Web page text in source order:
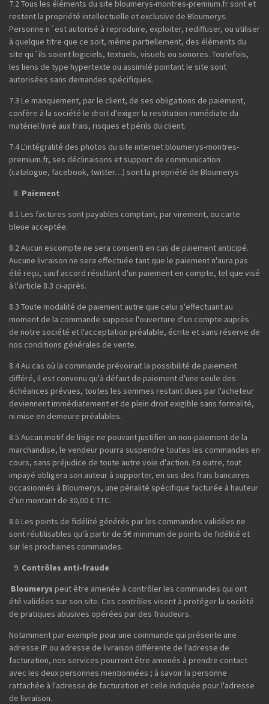
7.2 Tous les éléments du site bloumerys-montres-premium.fr sont et
restent la propriété intellectuelle et exclusive de Bloumerys.
Personne n´est autorisé à reproduire, exploiter, rediffuser, ou utiliser
à quelque titre que ce soit, même partiellement, des éléments du
site qu´ils soient logiciels, textuels, visuels ou sonores. Toutefois,
les liens de type hypertexte ou assimilé pointant le site sont
autorisées sans demandes spécifiques.
7.3 Le manquement, par le client, de ses obligations de paiement,
confère à la société le droit d'exiger la restitution immédiate du
matériel livré aux frais, risques et périls du client.
7.4 L'intégralité des photos du site internet bloumerys-montres-
premium.fr, ses déclinaisons et support de communication
(catalogue, facebook, twitter…) sont la propriété de Bloumerys
Paiement
8.1 Les factures sont payables comptant, par virement, ou carte
bleue acceptée.
8.2 Aucun escompte ne sera consenti en cas de paiement anticipé.
Aucune livraison ne sera effectuée tant que le paiement n'aura pas
été reçu, sauf accord résultant d'un paiement en compte, tel que visé
à l'article 8.3 ci-après.
8.3 Toute modalité de paiement autre que celui s'effectuant au
moment de la commande suppose l'ouverture d'un compte auprès
de notre société et l'acceptation préalable, écrite et sans réserve de
nos conditions générales de vente.
8.4 Au cas où la commande prévoirait la possibilité de paiement
différé, il est convenu qu'à défaut de paiement d'une seule des
échéances prévues, toutes les sommes restant dues par l'acheteur
deviennent immédiatement et de plein droit exigible sans formalité,
ni mise en demeure préalables.
8.5 Aucun motif de litige ne pouvant justifier un non-paiement de la
marchandise, le vendeur pourra suspendre toutes les commandes en
cours, sans préjudice de toute autre voie d'action. En outre, tout
impayé obligera son auteur à supporter, en sus des frais bancaires
occasionnés à Bloumerys, une pénalité spécifique facturée à hauteur
d'un montant de 30,00 € TTC.
8.6 Les points de fidélité générés par les commandes validées ne
sont réutilisables qu'à partir de 5€ minimum de points de fidélité et
sur les prochaines commandes.
Contrôles anti-fraude
Bloumerys peut être amenée à contrôler les commandes qui ont
été validées sur son site. Ces contrôles visent à protéger la société
de pratiques abusives opérées par des fraudeurs.
Notamment par exemple pour une commande qui présente une
adresse IP ou adresse de livraison différente de l'adresse de
facturation, nos services pourront être amenés à prendre contact
avec les deux personnes mentionnées ; à savoir la personne
rattachée à l'adresse de facturation et celle indiquée pour l'adresse
de livraison.